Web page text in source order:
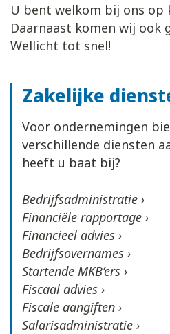
U bent welkom bij ons op
Daarnaast komen wij ook
Wellicht tot snel!
Zakelijke
Voor ondernemingen
verschillende diensten
heeft u baat bij?
Bedrijfsadministratie ›
Financiële rapportage ›
Financieel advies ›
Bedrijfsovernames ›
Startende MKB’ers ›
Fiscaal advies ›
Fiscale aangiften ›
Salarisadministratie ›